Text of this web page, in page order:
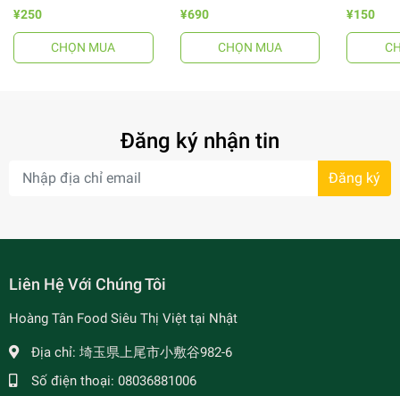
- 64%
¥250
CHỌN MUA
¥690
CHỌN MUA
¥150
Đăng ký nhận tin
Đăng ký
Liên Hệ Với Chúng Tôi
Hoàng Tân Food Siêu Thị Việt tại Nhật
Địa chỉ: 埼玉県上尾市小敷谷982-6
Số điện thoại: 08036881006